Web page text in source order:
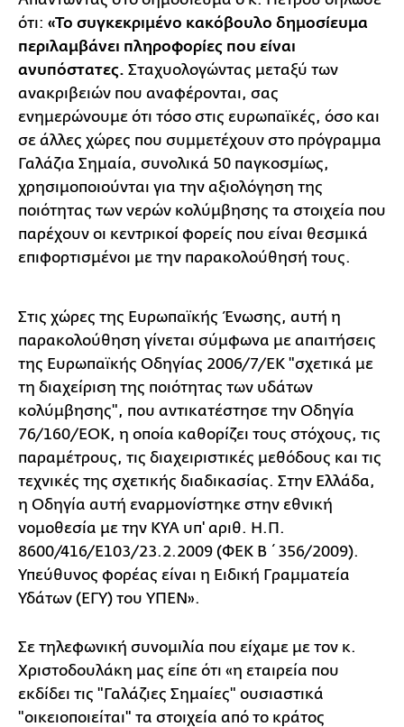
ότι: «Το συγκεκριμένο κακόβουλο δημοσίευμα
περιλαμβάνει πληροφορίες που είναι
ανυπόστατες. Σταχυολογώντας μεταξύ των
ανακριβειών που αναφέρονται, σας
ενημερώνουμε ότι τόσο στις ευρωπαϊκές, όσο και
σε άλλες χώρες που συμμετέχουν στο πρόγραμμα
Γαλάζια Σημαία, συνολικά 50 παγκοσμίως,
χρησιμοποιούνται για την αξιολόγηση της
ποιότητας των νερών κολύμβησης τα στοιχεία που
παρέχουν οι κεντρικοί φορείς που είναι θεσμικά
επιφορτισμένοι με την παρακολούθησή τους.
Στις χώρες της Ευρωπαϊκής Ένωσης, αυτή η
παρακολούθηση γίνεται σύμφωνα με απαιτήσεις
της Ευρωπαϊκής Οδηγίας 2006/7/ΕΚ "σχετικά με
τη διαχείριση της ποιότητας των υδάτων
κολύμβησης", που αντικατέστησε την Οδηγία
76/160/ΕΟΚ, η οποία καθορίζει τους στόχους, τις
παραμέτρους, τις διαχειριστικές μεθόδους και τις
τεχνικές της σχετικής διαδικασίας. Στην Ελλάδα,
η Οδηγία αυτή εναρμονίστηκε στην εθνική
νομοθεσία με την ΚΥΑ υπ' αριθ. Η.Π.
8600/416/E103/23.2.2009 (ΦΕΚ Β΄ 356/2009).
Υπεύθυνος φορέας είναι η Ειδική Γραμματεία
Υδάτων (ΕΓΥ) του ΥΠΕΝ».
Σε τηλεφωνική συνομιλία που είχαμε με τον κ.
Χριστοδουλάκη μας είπε ότι «η εταιρεία που
εκδίδει τις "Γαλάζιες Σημαίες" ουσιαστικά
"οικειοποιείται" τα στοιχεία από το κράτος